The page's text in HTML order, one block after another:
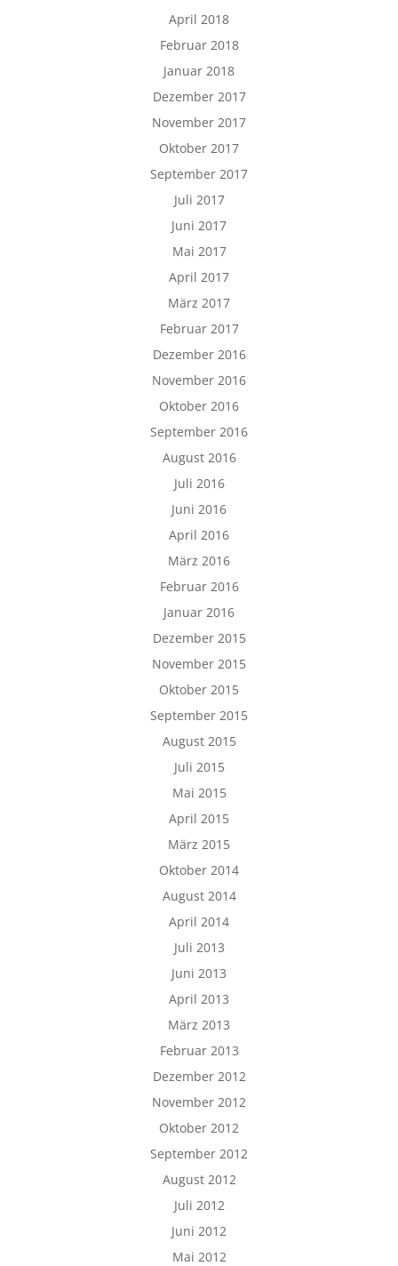
April 2018
Februar 2018
Januar 2018
Dezember 2017
November 2017
Oktober 2017
September 2017
Juli 2017
Juni 2017
Mai 2017
April 2017
März 2017
Februar 2017
Dezember 2016
November 2016
Oktober 2016
September 2016
August 2016
Juli 2016
Juni 2016
April 2016
März 2016
Februar 2016
Januar 2016
Dezember 2015
November 2015
Oktober 2015
September 2015
August 2015
Juli 2015
Mai 2015
April 2015
März 2015
Oktober 2014
August 2014
April 2014
Juli 2013
Juni 2013
April 2013
März 2013
Februar 2013
Dezember 2012
November 2012
Oktober 2012
September 2012
August 2012
Juli 2012
Juni 2012
Mai 2012